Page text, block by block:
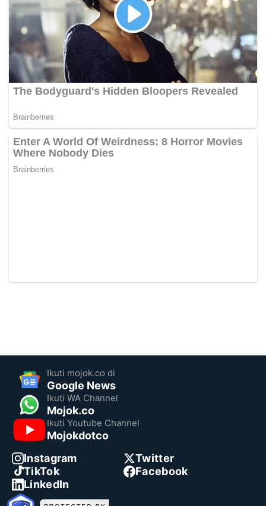
Ikuti mojok.co di
Google News
Ikuti WA Channel
Mojok.co
Ikuti Youtube Channel
Mojokdotco
Instagram
Twitter
TikTok
Facebook
LinkedIn